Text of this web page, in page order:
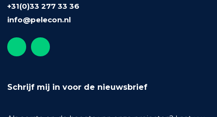
+31(0)33 277 33 36
info@pelecon.nl
Schrijf mij in voor de nieuwsbrief